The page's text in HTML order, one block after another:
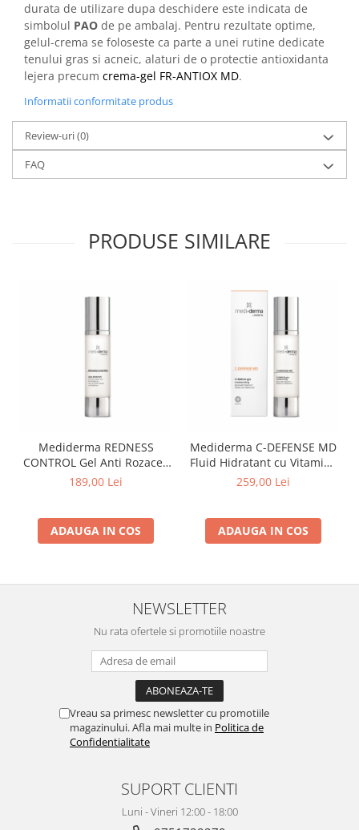
durata de utilizare dupa deschidere este indicata de
simbolul PAO de pe ambalaj. Pentru rezultate optime,
gelul-crema se foloseste ca parte a unei rutine dedicate
tenului gras si acneic, alaturi de o protectie antioxidanta
lejera precum crema-gel FR-ANTIOX MD.
Informatii conformitate produs
Review-uri(0)
FAQ
PRODUSE SIMILARE
Mediderma REDNESS
CONTROL Gel Anti Rozacee
cu Acid Azelaic si
189,00 Lei
ADAUGA IN COS
Mediderma C-DEFENSE MD
Fluid Hidratant cu Vitamina
C 50ml
259,00 Lei
ADAUGA IN COS
NEWSLETTER
Nu rata ofertele si promotiile noastre
Vreau sa primesc newsletter cu promotiile
magazinului. Afla mai multe in Politica de
Confidentialitate
SUPORT CLIENTI
Luni - Vineri 12:00 - 18:00